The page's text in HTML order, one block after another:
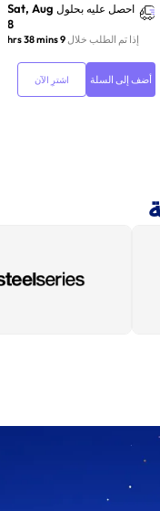
احصل عليه بحلول Sat, Aug
8
إذا تم الطلب خلال9 hrs 38 mins
أضف إلى السلة اشترِ الآن